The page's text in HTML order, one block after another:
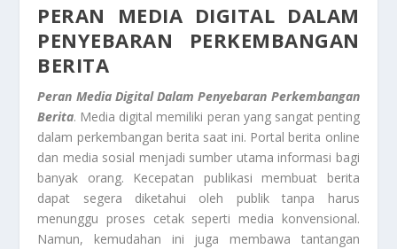
PERAN MEDIA DIGITAL DALAM
PENYEBARAN PERKEMBANGAN
BERITA
Peran Media Digital Dalam Penyebaran Perkembangan
Berita. Media digital memiliki peran yang sangat penting
dalam perkembangan berita saat ini. Portal berita online
dan media sosial menjadi sumber utama informasi bagi
banyak orang. Kecepatan publikasi membuat berita
dapat segera diketahui oleh publik tanpa harus
menunggu proses cetak seperti media konvensional.
Namun, kemudahan ini juga membawa tantangan